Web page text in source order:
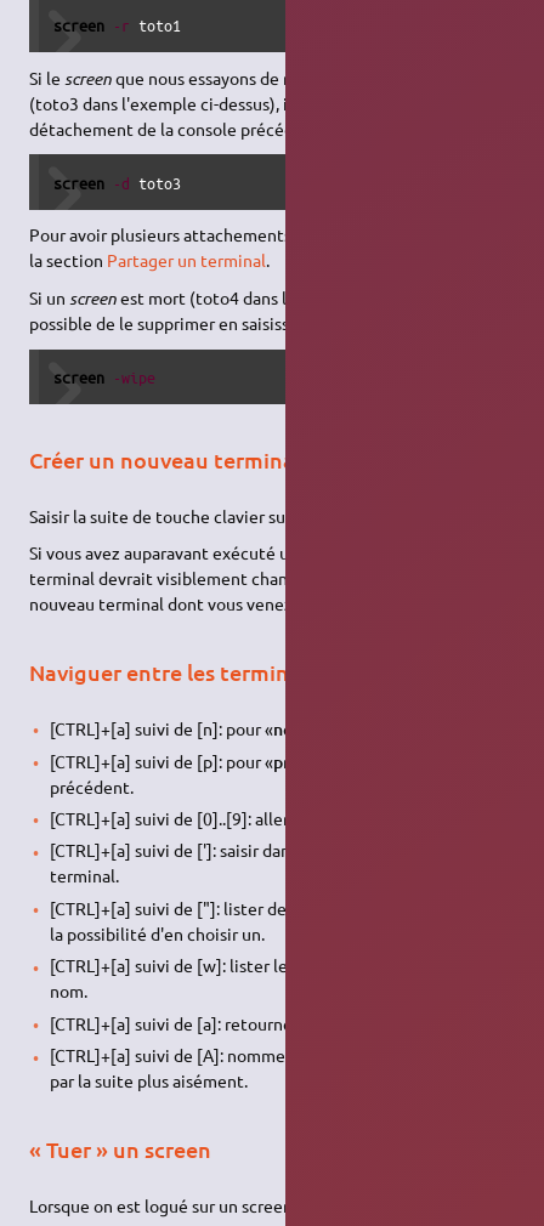
screen -r toto1
Si le screenque nous essayons de rattacher n'a pas été détaché
(toto3 dans l'exemple ci-dessus), il est possible de forcer son
détachement de la console précédente :
screen -d toto3
Pour avoir plusieurs attachements simultanés (option "-x"), voir
la section Partager un terminal.
Si un screenest mort (toto4 dans l'exemple ci-dessus), il est
possible de le supprimer en saisissant la commande
screen -wipe
Créer un nouveau terminal
Saisir la suite de touche clavier suivante : [CTRL]+[a] suivi de [c]
Si vous avez auparavant exécuté une commande, le contenu du
terminal devrait visiblement changer : vous êtes dans le
nouveau terminal dont vous venez de demander la création.
Naviguer entre les terminaux du screen
[CTRL]+[a] suivi de [n]: pour «next», aller au terminal suivant.
[CTRL]+[a] suivi de [p]: pour «previous», aller au terminal
précédent.
[CTRL]+[a] suivi de [0]..[9]: aller au terminal
[CTRL]+[a] suivi de [']: saisir dans le prompt le numéro du
terminal.
[CTRL]+[a] suivi de ["]: lister des différents terminaux, avec
la possibilité d'en choisir un.
[CTRL]+[a] suivi de [w]: lister les terminaux actuels avec leur
nom.
[CTRL]+[a] suivi de [a]: retourner au terminal d'où l'on vient.
[CTRL]+[a] suivi de [A]: nommer les terminaux et s'y rendre
par la suite plus aisément.
« Tuer » un screen
Lorsque on est logué sur un screen, pour le « tuer » (kill) :